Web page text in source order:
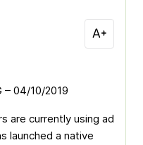
– 04/10/2019
are currently using ad
launched a native